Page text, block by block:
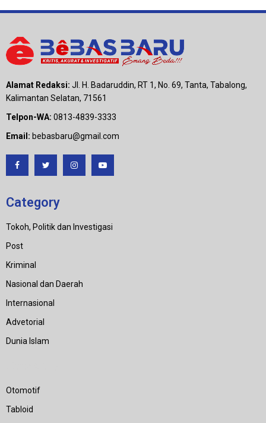
Alamat Redaksi: Jl. H. Badaruddin, RT 1, No. 69, Tanta, Tabalong,
Kalimantan Selatan, 71561
Telpon-WA: 0813-4839-3333
Email: bebasbaru@gmail.com
Category
Tokoh, Politik dan Investigasi
Post
Kriminal
Nasional dan Daerah
Internasional
Advetorial
Dunia Islam
Otomotif
Tabloid